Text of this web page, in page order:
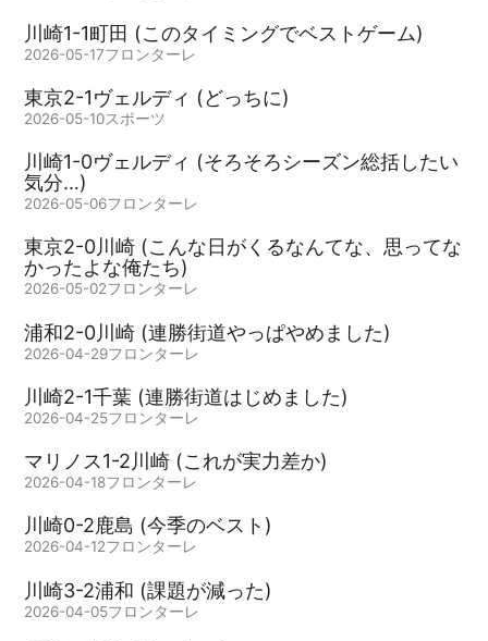
川崎1-1町田 (このタイミングでベストゲーム)
2026-05-17フロンターレ
東京2-1ヴェルディ (どっちに)
2026-05-10スポーツ
川崎1-0ヴェルディ (そろそろシーズン総括したい
気分…)
2026-05-06フロンターレ
東京2-0川崎 (こんな日がくるなんてな、思ってな
かったよな俺たち)
2026-05-02フロンターレ
浦和2-0川崎 (連勝街道やっぱやめました)
2026-04-29フロンターレ
川崎2-1千葉 (連勝街道はじめました)
2026-04-25フロンターレ
マリノス1-2川崎 (これが実力差か)
2026-04-18フロンターレ
川崎0-2鹿島 (今季のベスト)
2026-04-12フロンターレ
川崎3-2浦和 (課題が減った)
2026-04-05フロンターレ